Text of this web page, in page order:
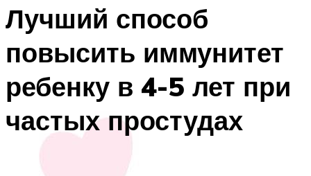
Лучший способ
повысить иммунитет
ребенку в 4-5 лет при
частых простудах